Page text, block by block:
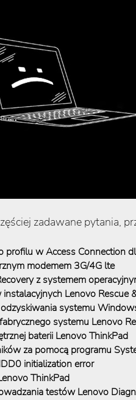
zadawane pytania,
profilu w Access Connection
modemem 3G/4G lte
z systemem
Lenovo Rescue
systemu
systemu Lenovo
baterii Lenovo ThinkPad
za pomocą programu
initialization error
ThinkPad
testów Lenovo